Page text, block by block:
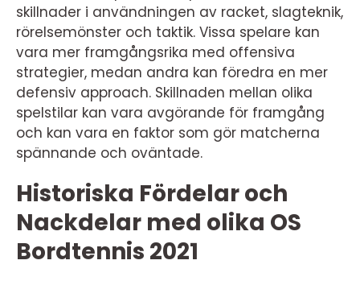
skillnader i användningen av racket, slagteknik,
rörelsemönster och taktik. Vissa spelare kan
vara mer framgångsrika med offensiva
strategier, medan andra kan föredra en mer
defensiv approach. Skillnaden mellan olika
spelstilar kan vara avgörande för framgång
och kan vara en faktor som gör matcherna
spännande och oväntade.
Historiska Fördelar och
Nackdelar med olika OS
Bordtennis 2021